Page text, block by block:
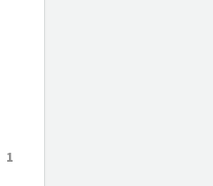
1